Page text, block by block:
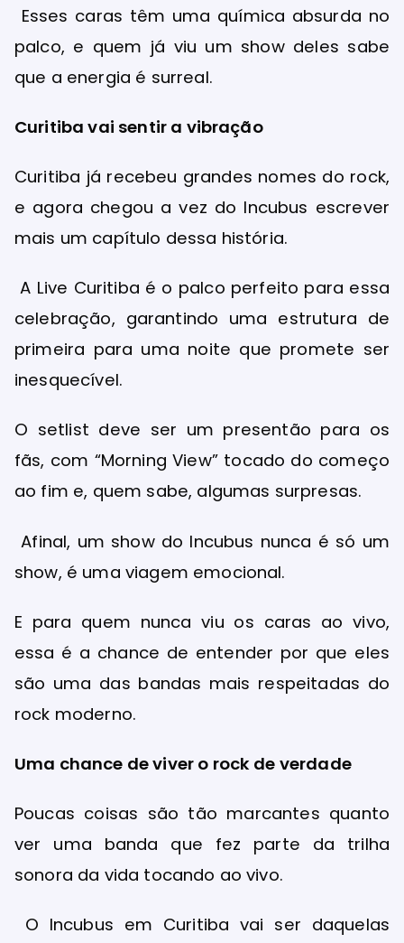
Esses caras têm uma química absurda no
palco, e quem já viu um show deles sabe
que a energia é surreal.
Curitiba vai sentir a vibração
Curitiba já recebeu grandes nomes do rock,
e agora chegou a vez do Incubus escrever
mais um capítulo dessa história.
A Live Curitiba é o palco perfeito para essa
celebração, garantindo uma estrutura de
primeira para uma noite que promete ser
inesquecível.
O setlist deve ser um presentão para os
fãs, com “Morning View” tocado do começo
ao fim e, quem sabe, algumas surpresas.
Afinal, um show do Incubus nunca é só um
show, é uma viagem emocional.
E para quem nunca viu os caras ao vivo,
essa é a chance de entender por que eles
são uma das bandas mais respeitadas do
rock moderno.
Uma chance de viver o rock de verdade
Poucas coisas são tão marcantes quanto
ver uma banda que fez parte da trilha
sonora da vida tocando ao vivo.
O Incubus em Curitiba vai ser daquelas